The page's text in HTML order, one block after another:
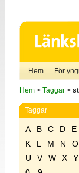
Hem För
Hem> Taggar>
Taggar
A B C D E
K
L M N O
U
V W X Y